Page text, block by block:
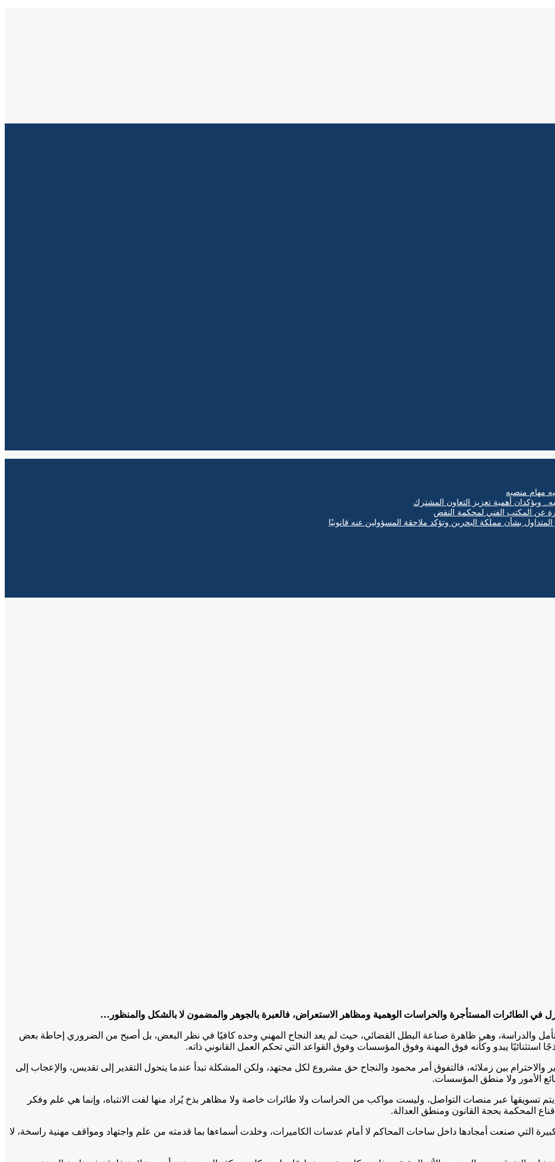
مهام منصبه
ويؤكدان أهمية تعزيز التعاون المشترك
بشأن مملكة البحرين وتؤكد ملاحقة المسؤولين عنه قانونيًا
في الطائرات المستأجرة والحراسات الوهمية ومظاهر الاستعراض، فالعبرة بالجوهر والمضمون لا بالشكل والمنظور…
والدراسة، وهي ظاهرة صناعة البطل القضائي، حيث لم يعد النجاح المهني وحده كافيًا في نظر البعض، بل أصبح من الضروري إحاطة بعض
استثنائيًا يبدو وكأنه فوق المهنة وفوق المؤسسات وفوق القواعد التي تحكم العمل القانوني ذاته.
بين زملائه، فالتفوق أمر محمود والنجاح حق مشروع لكل مجتهد، ولكن المشكلة تبدأ عندما يتحول التقدير إلى تقديس، والإعجاب إلى
الأمور ولا منطق المؤسسات.
تسويقها عبر منصات التواصل، وليست مواكب من الحراسات ولا طائرات خاصة ولا مظاهر بذخ يُراد منها لفت الانتباه، وإنما هي علم وفكر
المحكمة بحجة القانون ومنطق العدالة.
التي صنعت أمجادها داخل ساحات المحاكم لا أمام عدسات الكاميرات، وخلدت أسماءها بما قدمته من علم واجتهاد ومواقف مهنية راسخة، لا